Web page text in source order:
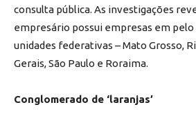
consulta pública. As investigações
empresário possui empresas em pelo
unidades federativas – Mato Grosso,
Gerais, São Paulo e Roraima.
Conglomerado de ‘laranjas’